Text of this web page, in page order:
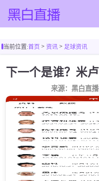
足球直播
篮球直播
足球录像
足球集锦
篮球集锦
足球新闻
篮球新闻
当前位置:首页> 资讯 > 足球资讯
来源：黑白直播